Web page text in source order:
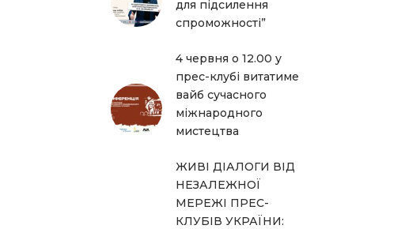
для підсилення
спроможності”
4 червня о 12.00 у
прес-клубі витатиме
вайб сучасного
міжнародного
мистецтва
ЖИВІ ДІАЛОГИ ВІД
НЕЗАЛЕЖНОЇ
МЕРЕЖІ ПРЕС-
КЛУБІВ УКРАЇНИ: